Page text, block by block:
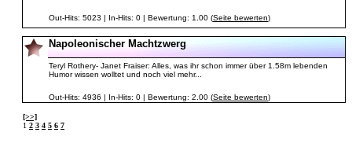
Out-Hits: 5023 | In-Hits: 0 | Bewertung: 1.00 (Seite bewerten)
Napoleonischer Machtzwerg
Teryl Rothery- Janet Fraiser: Alles, was ihr schon immer über 1.58m lebenden
Humor wissen wolltet und noch viel mehr...
Out-Hits: 4936 | In-Hits: 0 | Bewertung: 2.00 (Seite bewerten)
[>>]
1 2 3 4 5 6 7